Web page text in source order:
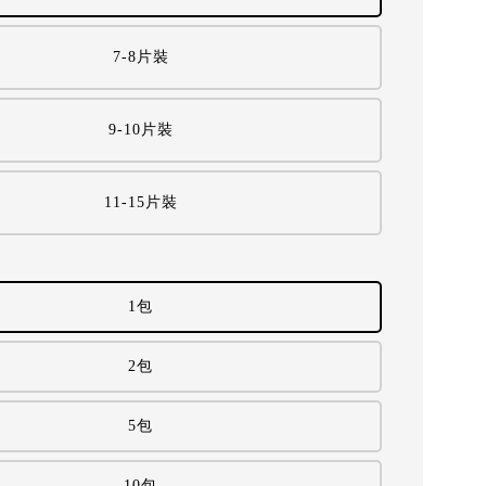
7-8片裝
9-10片裝
11-15片裝
1包
2包
5包